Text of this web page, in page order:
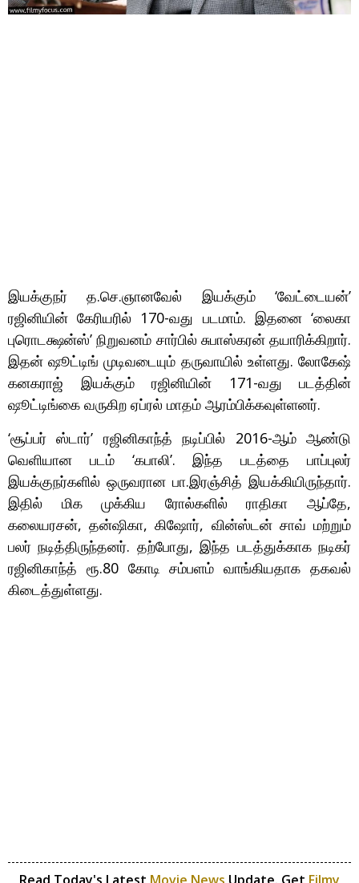
இயக்குநர் த.செ.ஞானவேல் இயக்கும் ‘வேட்டையன்’
ரஜினியின் கேரியரில் 170-வது படமாம். இதனை ‘லைகா
புரொடக்ஷன்ஸ்’ நிறுவனம் சார்பில் சுபாஸ்கரன் தயாரிக்கிறார்.
இதன் ஷூட்டிங் முடிவடையும் தருவாயில் உள்ளது. லோகேஷ்
கனகராஜ் இயக்கும் ரஜினியின் 171-வது படத்தின்
ஷூட்டிங்கை வருகிற ஏப்ரல் மாதம் ஆரம்பிக்கவுள்ளனர்.
‘சூப்பர் ஸ்டார்’ ரஜினிகாந்த் நடிப்பில் 2016-ஆம் ஆண்டு
வெளியான படம் ‘கபாலி’. இந்த படத்தை பாப்புலர்
இயக்குநர்களில் ஒருவரான பா.இரஞ்சித் இயக்கியிருந்தார்.
இதில் மிக முக்கிய ரோல்களில் ராதிகா ஆப்தே,
கலையரசன், தன்ஷிகா, கிஷோர், வின்ஸ்டன் சாவ் மற்றும்
பலர் நடித்திருந்தனர். தற்போது, இந்த படத்துக்காக நடிகர்
ரஜினிகாந்த் ரூ.80 கோடி சம்பளம் வாங்கியதாக தகவல்
கிடைத்துள்ளது.